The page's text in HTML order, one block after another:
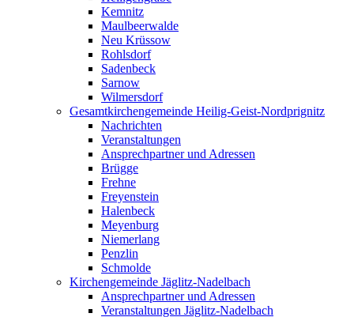
Kemnitz
Maulbeerwalde
Neu Krüssow
Rohlsdorf
Sadenbeck
Sarnow
Wilmersdorf
Gesamtkirchengemeinde Heilig-Geist-Nordprignitz
Nachrichten
Veranstaltungen
Ansprechpartner und Adressen
Brügge
Frehne
Freyenstein
Halenbeck
Meyenburg
Niemerlang
Penzlin
Schmolde
Kirchengemeinde Jäglitz-Nadelbach
Ansprechpartner und Adressen
Veranstaltungen Jäglitz-Nadelbach